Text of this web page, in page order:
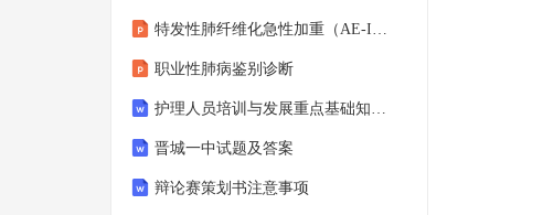
特发性肺纤维化急性加重（AE-IPF）诊疗与进展
职业性肺病鉴别诊断
护理人员培训与发展重点基础知识点归纳
晋城一中试题及答案
辩论赛策划书注意事项